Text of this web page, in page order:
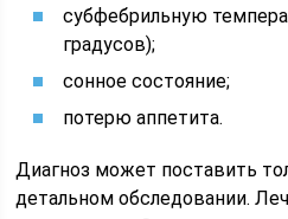
субфебрильную
градусов);
сонное состояние;
потерю аппетита.
Диагноз может поставить
детальном обследовании.